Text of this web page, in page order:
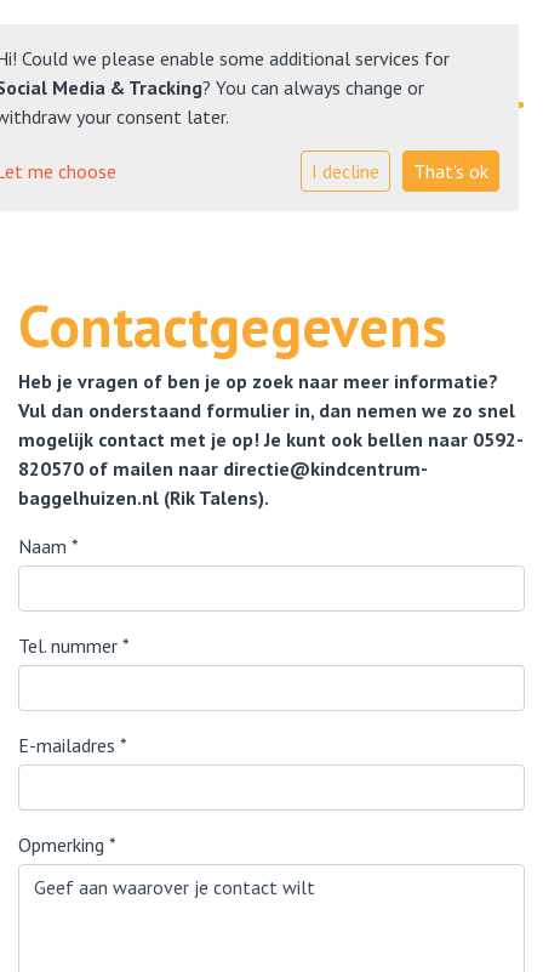
Ons onderwijs
Social Schools
Contact
Contactgegevens
Heb je vragen of ben je op zoek naar meer informatie?
Vul dan onderstaand formulier in, dan nemen we zo snel
mogelijk contact met je op! Je kunt ook bellen naar 0592-
820570 of mailen naar directie@kindcentrum-
baggelhuizen.nl (Rik Talens).
Naam *
Tel. nummer *
E-mailadres *
Opmerking *
Could we please enable some additional services for
Media & Tracking? You can always change or
your consent later.
me choose I decline That's ok